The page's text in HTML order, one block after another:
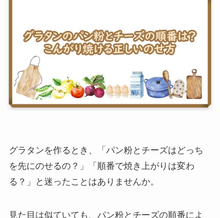
グラタンを作るとき、「パン粉とチーズはどっち
を先にのせるの？」「順番で焼き上がりは変わ
る？」と迷ったことはありませんか。
見た目は似ていても、パン粉とチーズの順番によ